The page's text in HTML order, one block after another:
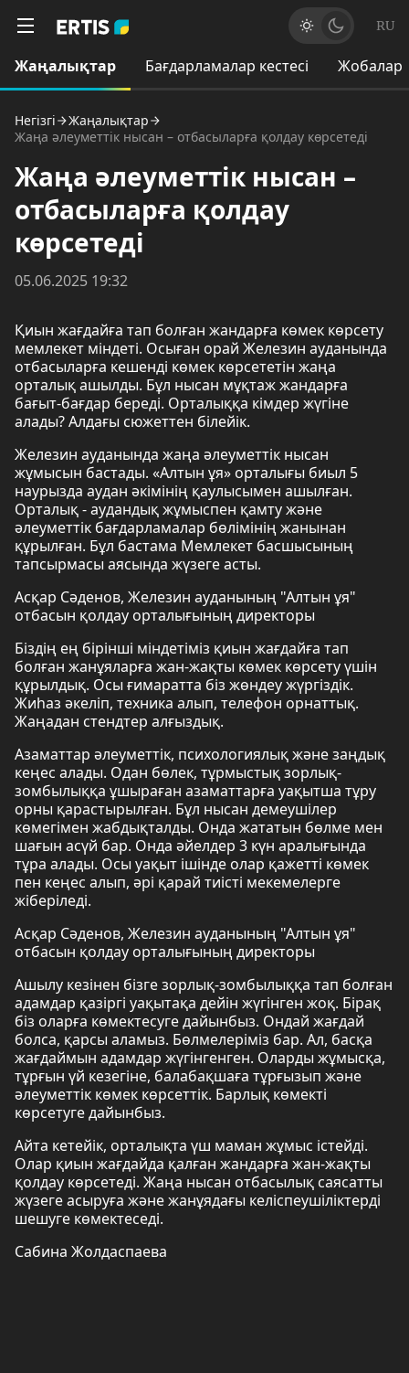
RU
Жаңалықтар Бағдарламалар кестесі Жобалар
Негізгі
Жаңалықтар
Жаңа әлеуметтік нысан – отбасыларға қолдау көрсетеді
Жаңа әлеуметтік нысан –
отбасыларға қолдау
көрсетеді
05.06.2025 19:32
Қиын жағдайға тап болған жандарға көмек көрсету
мемлекет міндеті. Осыған орай Железин ауданында
отбасыларға кешенді көмек көрсететін жаңа
орталық ашылды. Бұл нысан мұқтаж жандарға
бағыт-бағдар береді. Орталыққа кімдер жүгіне
алады? Алдағы сюжеттен білейік.
Железин ауданында жаңа әлеуметтік нысан
жұмысын бастады. «Алтын ұя» орталығы биыл 5
наурызда аудан әкімінің қаулысымен ашылған.
Орталық - аудандық жұмыспен қамту және
әлеуметтік бағдарламалар бөлімінің жанынан
құрылған. Бұл бастама Мемлекет басшысының
тапсырмасы аясында жүзеге асты.
Асқар Сәденов, Железин ауданының "Алтын ұя"
отбасын қолдау орталығының директоры
Біздің ең бірінші міндетіміз қиын жағдайға тап
болған жанұяларға жан-жақты көмек көрсету үшін
құрылдық. Осы ғимаратта біз жөндеу жүргіздік.
Жиһаз әкеліп, техника алып, телефон орнаттық.
Жаңадан стендтер алғыздық.
Азаматтар әлеуметтік, психологиялық және заңдық
кеңес алады. Одан бөлек, тұрмыстық зорлық-
зомбылыққа ұшыраған азаматтарға уақытша тұру
орны қарастырылған. Бұл нысан демеушілер
көмегімен жабдықталды. Онда жататын бөлме мен
шағын асүй бар. Онда әйелдер 3 күн аралығында
тұра алады. Осы уақыт ішінде олар қажетті көмек
пен кеңес алып, әрі қарай тиісті мекемелерге
жіберіледі.
Асқар Сәденов, Железин ауданының "Алтын ұя"
отбасын қолдау орталығының директоры
Ашылу кезінен бізге зорлық-зомбылыққа тап болған
адамдар қазіргі уақытақа дейін жүгінген жоқ. Бірақ
біз оларға көмектесуге дайынбыз. Ондай жағдай
болса, қарсы аламыз. Бөлмелеріміз бар. Ал, басқа
жағдаймын адамдар жүгінгенген. Оларды жұмысқа,
тұрғын үй кезегіне, балабақшаға тұрғызып және
әлеуметтік көмек көрсеттік. Барлық көмекті
көрсетуге дайынбыз.
Айта кетейік, орталықта үш маман жұмыс істейді.
Олар қиын жағдайда қалған жандарға жан-жақты
қолдау көрсетеді. Жаңа нысан отбасылық саясатты
жүзеге асыруға және жанұядағы келіспеушіліктерді
шешуге көмектеседі.
Сабина Жолдаспаева